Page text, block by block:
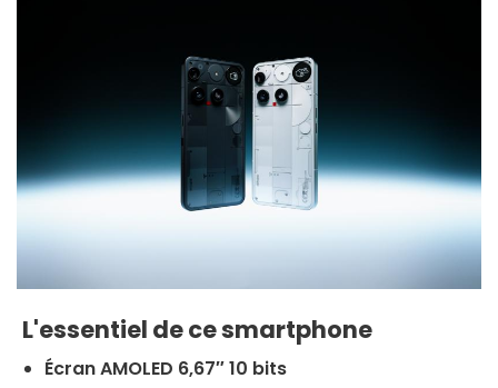
L'essentiel de ce smartphone
Écran AMOLED 6,67″ 10 bits